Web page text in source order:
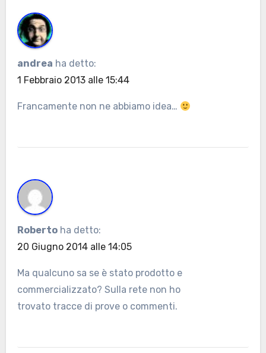
andrea ha detto:
1 Febbraio 2013 alle 15:44
Francamente non ne abbiamo idea…
Roberto ha detto:
20 Giugno 2014 alle 14:05
Ma qualcuno sa se è stato prodotto e
commercializzato? Sulla rete non ho
trovato tracce di prove o commenti.